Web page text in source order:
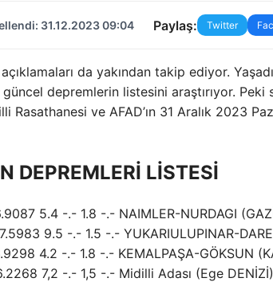
31.12.2023 09:04 Paylaş: Twitter
da yakından takip ediyor.
depremlerin listesini araştırıyor.
ve AFAD’ın 31 Aralık 2023
DEPREMLERİ LİSTESİ
5.4 -.- 1.8 -.- NAIMLER-NURDAGI
9.5 -.- 1.5 -.- YUKARIULUPINAR-
4.2 -.- 1.8 -.- KEMALPAŞA-GÖKSUN
7,2 -.- 1,5 -.- Midilli Adası (Ege